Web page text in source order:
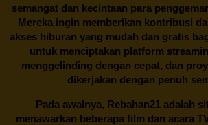
semangat dan kecintaan para
Mereka ingin memberikan kontribusi
akses hiburan yang mudah dan gratis
untuk menciptakan platform
menggelinding dengan cepat, dan
dikerjakan dengan penuh
Pada awalnya, Rebahan21 adalah
menawarkan beberapa film dan acara